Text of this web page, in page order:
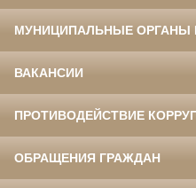
МУНИЦИПАЛЬНЫЕ ОРГАНЫ
ВАКАНСИИ
ПРОТИВОДЕЙСТВИЕ
ОБРАЩЕНИЯ ГРАЖДАН